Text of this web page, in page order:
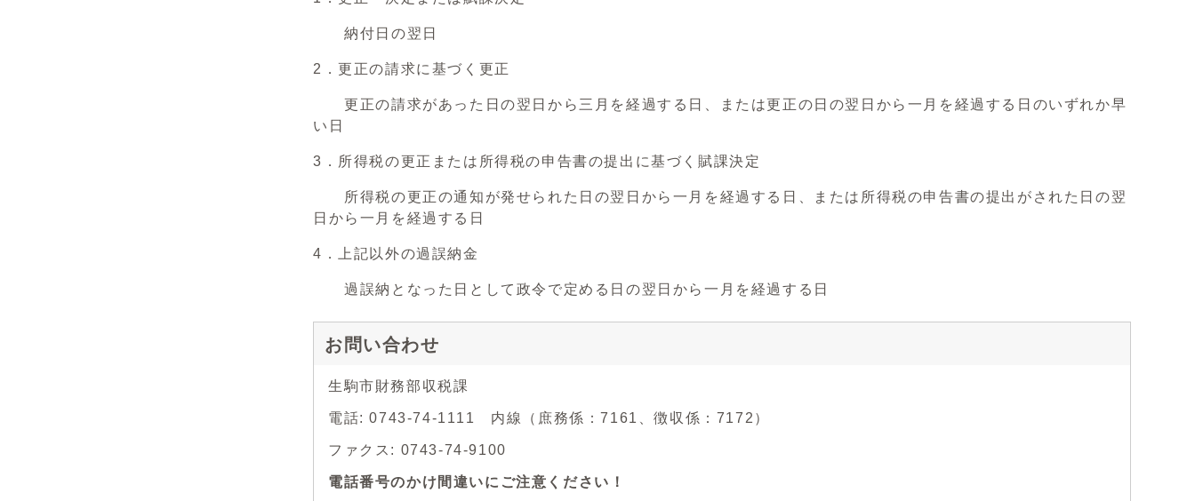
納付日の翌日
2．更正の請求に基づく更正
更正の請求があった日の翌日から三月を経過する日、または更正の日の翌日から一月を経過する日のいずれか早
い日
3．所得税の更正または所得税の申告書の提出に基づく賦課決定
所得税の更正の通知が発せられた日の翌日から一月を経過する日、または所得税の申告書の提出がされた日の翌
日から一月を経過する日
4．上記以外の過誤納金
過誤納となった日として政令で定める日の翌日から一月を経過する日
お問い合わせ
生駒市財務部収税課
電話: 0743-74-1111 内線（庶務係：7161、徴収係：7172）
ファクス: 0743-74-9100
電話番号のかけ間違いにご注意ください！